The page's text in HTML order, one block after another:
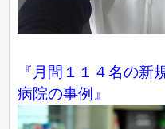
『月間１１４名の新
病院の事例』